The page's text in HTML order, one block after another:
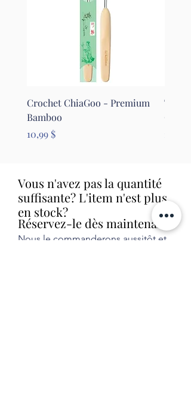
Crochet ChiaGoo - Premium
Bamboo
Prix
10,99 $
Tapis
Clover
Vous n'avez pas la quantité
suffisante? L'item n'est plus
en stock?
Réservez-le dès maintenant!
Nous le commanderons aussitôt et